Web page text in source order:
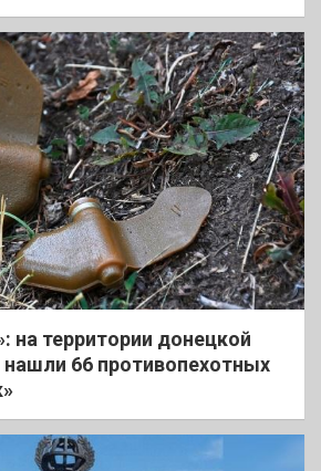
на территории донецкой
66 противопехотных